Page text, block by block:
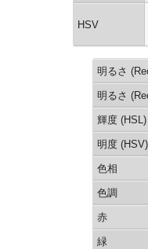
HSV
明るさ
明るさ
輝度 (HSL)
明度 (HSV)
色相
色調
赤
緑